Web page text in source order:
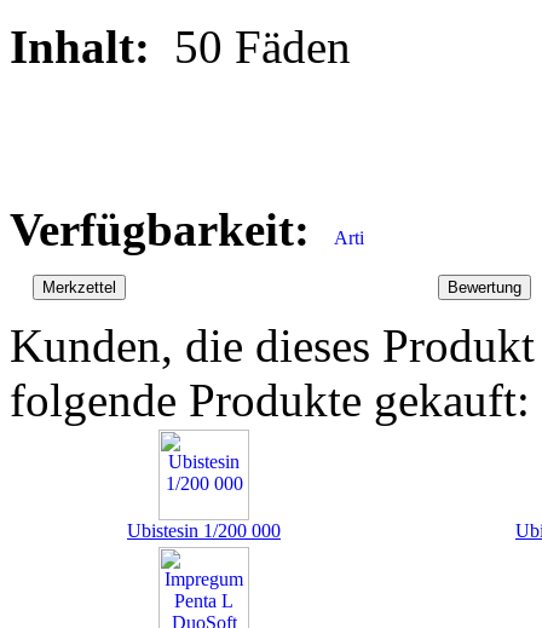
Inhalt: 50 Fäden
Verfügbarkeit:
Kunden, die dieses
folgende Produkte gekauft:
Ubistesin 1/200 000